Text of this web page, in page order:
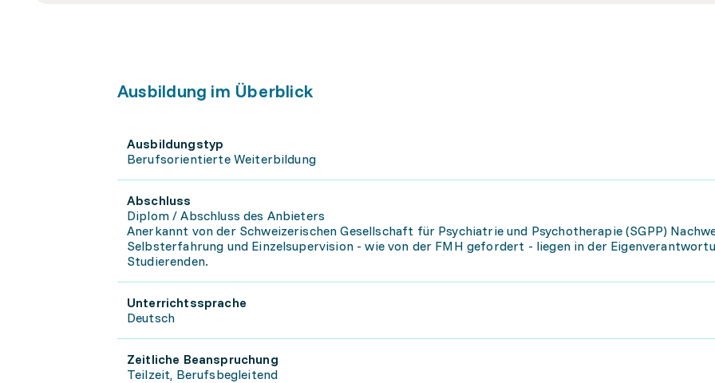
Ausbildung im Überblick
Ausbildungstyp
Berufsorientierte Weiterbildung
Abschluss
Diplom / Abschluss des Anbieters
Anerkannt von der Schweizerischen Gesellschaft für Psychiatrie und Psychotherapie (SGPP)
Selbsterfahrung und Einzelsupervision - wie von der FMH gefordert - liegen in der
Studierenden.
Unterrichtssprache
Deutsch
Zeitliche Beanspruchung
Teilzeit, Berufsbegleitend